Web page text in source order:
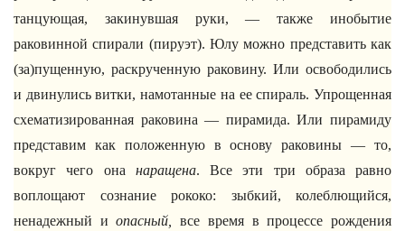
танцующая, закинувшая руки, — также инобытие
раковинной спирали (пируэт). Юлу можно представить как
(за)пущенную, раскрученную раковину. Или освободились
и двинулись витки, намотанные на ее спираль. Упрощенная
схематизированная раковина — пирамида. Или пирамиду
представим как положенную в основу раковины — то,
вокруг чего она наращена. Все эти три образа равно
воплощают сознание рококо: зыбкий, колеблющийся,
ненадежный иопасный,
все время в процессе рождения